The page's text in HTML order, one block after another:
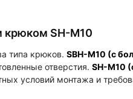
SH-M10
типа крюков. SBH-M10 (с
отверстия. SH-M10
условий монтажа и